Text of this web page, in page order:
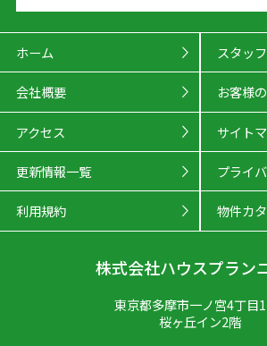
ホーム スタッ
会社概要 お客様
アクセス サイト
更新情報一覧 プライ
利用規約 物件カ
株式会社ハウスプラン
東京都多摩市一ノ宮4丁目
桜ヶ丘イン2階